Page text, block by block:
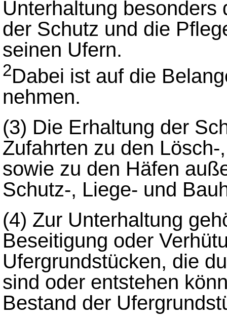
Unterhaltung
der Schutz und die
seinen Ufern.
2Dabei ist auf die
nehmen.
(3) Die Erhaltung der
Zufahrten zu den
sowie zu den Häfen
Schutz-, Liege- und
(4) Zur Unterhaltung
Beseitigung oder
Ufergrundstücken, die
sind oder entstehen
Bestand der